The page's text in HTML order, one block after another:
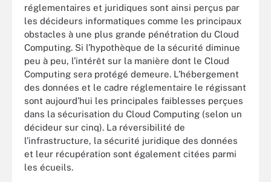
réglementaires et juridiques sont ainsi perçus par
les décideurs informatiques comme les principaux
obstacles à une plus grande pénétration du Cloud
Computing. Si l’hypothèque de la sécurité diminue
peu à peu, l’intérêt sur la manière dont le Cloud
Computing sera protégé demeure. L’hébergement
des données et le cadre réglementaire le régissant
sont aujourd’hui les principales faiblesses perçues
dans la sécurisation du Cloud Computing (selon un
décideur sur cinq). La réversibilité de
l’infrastructure, la sécurité juridique des données
et leur récupération sont également citées parmi
les écueils.